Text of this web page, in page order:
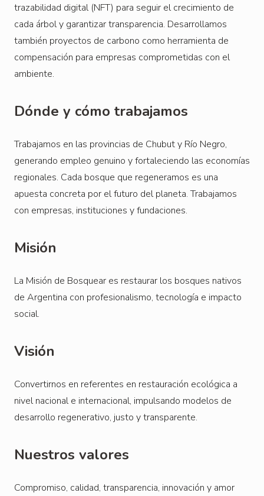
trazabilidad digital (NFT) para seguir el crecimiento de
cada árbol y garantizar transparencia. Desarrollamos
también proyectos de carbono como herramienta de
compensación para empresas comprometidas con el
ambiente.
Dónde y cómo trabajamos
Trabajamos en las provincias de Chubut y Río Negro,
generando empleo genuino y fortaleciendo las economías
regionales. Cada bosque que regeneramos es una
apuesta concreta por el futuro del planeta. Trabajamos
con empresas, instituciones y fundaciones.
Misión
La Misión de Bosquear es restaurar los bosques nativos
de Argentina con profesionalismo, tecnología e impacto
social.
Visión
Convertirnos en referentes en restauración ecológica a
nivel nacional e internacional, impulsando modelos de
desarrollo regenerativo, justo y transparente.
Nuestros valores
Compromiso, calidad, transparencia, innovación y amor